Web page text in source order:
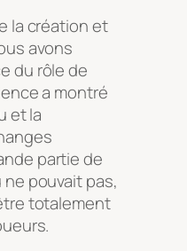
la création et
avons
du rôle de
a montré
et la
partie de
pouvait pas,
totalement